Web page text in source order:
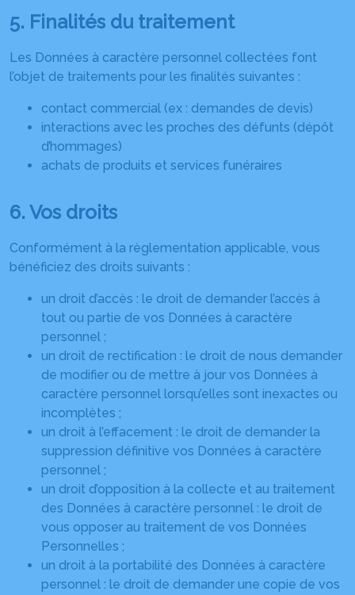
5. Finalités du traitement
Les Données à caractère personnel collectées font
l’objet de traitements pour les finalités suivantes :
contact commercial (ex : demandes de devis)
interactions avec les proches des défunts (dépôt
d’hommages)
achats de produits et services funéraires
6. Vos droits
Conformément à la règlementation applicable, vous
bénéficiez des droits suivants :
un droit d’accès : le droit de demander l’accès à
tout ou partie de vos Données à caractère
personnel ;
un droit de rectification : le droit de nous demander
de modifier ou de mettre à jour vos Données à
caractère personnel lorsqu’elles sont inexactes ou
incomplètes ;
un droit à l’effacement : le droit de demander la
suppression définitive vos Données à caractère
personnel ;
un droit d’opposition à la collecte et au traitement
des Données à caractère personnel : le droit de
vous opposer au traitement de vos Données
Personnelles ;
un droit à la portabilité des Données à caractère
personnel : le droit de demander une copie de vos